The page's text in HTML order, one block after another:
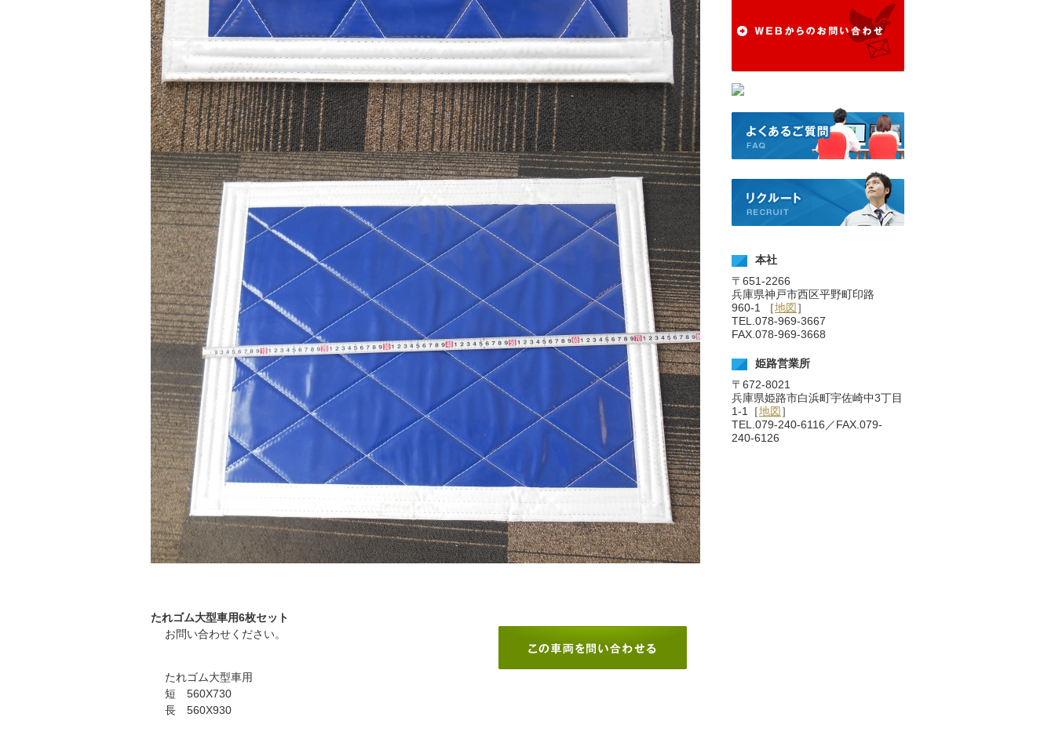
たれゴム大型車用6枚セット
お問い合わせください。
たれゴム大型車用
短 560X730
長 560X930
本社
〒651-2266
兵庫県神戸市西区平野町印路
960-1 ［地図 ］
TEL.078-969-3667
FAX.078-969-3668
姫路営業所
〒672-8021
兵庫県姫路市白浜町宇佐崎中3丁目
1-1［地図 ］
TEL.079-240-6116／FAX.079-
240-6126